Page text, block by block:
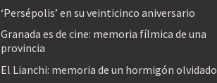
‘Persépolis’ en su veinticinco aniversario
Granada es de cine: memoria fílmica de una
provincia
El Lianchi: memoria de un hormigón olvidado